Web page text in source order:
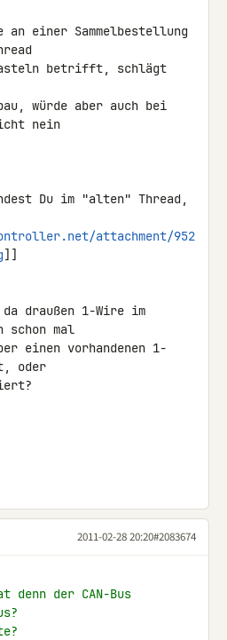
einer Sammelbestellung
betrifft, schlägt
würde aber auch bei
nein
Du im "alten" Thread,
attachment/952
]]
draußen 1-Wire im
schon mal
einen vorhandenen 1-
oder
2011-02-28 20:20#2083674
denn der CAN-Bus